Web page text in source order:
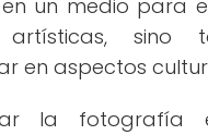
un medio para
artísticas, sino
en aspectos
la fotografía